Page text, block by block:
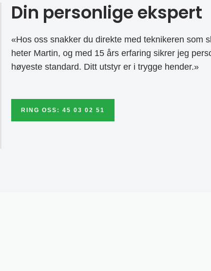
Din personlige ekspert
«Hos oss snakker du direkte med teknikeren som
heter Martin, og med 15 års erfaring sikrer jeg
høyeste standard. Ditt utstyr er i trygge hender.»
RING OSS: 45 03 02 51